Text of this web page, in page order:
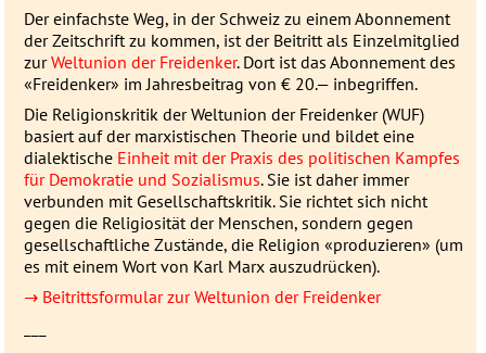
Der einfachste Weg, in der Schweiz zu einem Abonnement
der Zeitschrift zu kommen, ist der Beitritt als Einzelmitglied
zurWeltunion der Freidenker. Dort ist das Abonnement des
«Freidenker» im Jahresbeitrag von € 20.— inbegriffen.
Die Religionskritik der Weltunion der Freidenker (WUF)
basiert auf der marxistischen Theorie und bildet eine
dialektische Einheit mit der Praxis des politischen Kampfes
für Demokratie und Sozialismus. Sie ist daher immer
verbunden mit Gesellschaftskritik. Sie richtet sich nicht
gegen die Religiosität der Menschen, sondern gegen
gesellschaftliche Zustände, die Religion «produzieren» (um
es mit einem Wort von Karl Marx auszudrücken).
→ Beitrittsformular zur Weltunion der Freidenker